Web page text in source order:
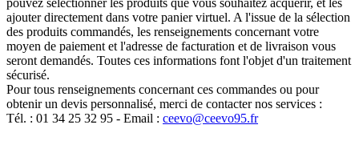
pouvez sélectionner les produits que vous souhaitez acquérir, et les
ajouter directement dans votre panier virtuel. A l'issue de la sélection
des produits commandés, les renseignements concernant votre
moyen de paiement et l'adresse de facturation et de livraison vous
seront demandés. Toutes ces informations font l'objet d'un traitement
sécurisé.
Pour tous renseignements concernant ces commandes ou pour
obtenir un devis personnalisé, merci de contacter nos services :
Tél. : 01 34 25 32 95 - Email : ceevo@ceevo95.fr